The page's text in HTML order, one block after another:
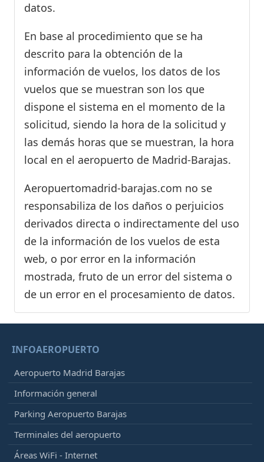
datos.
En base al procedimiento que se ha
descrito para la obtención de la
información de vuelos, los datos de los
vuelos que se muestran son los que
dispone el sistema en el momento de la
solicitud, siendo la hora de la solicitud y
las demás horas que se muestran, la hora
local en el aeropuerto de Madrid-Barajas.
Aeropuertomadrid-barajas.com no se
responsabiliza de los daños o perjuicios
derivados directa o indirectamente del uso
de la información de los vuelos de esta
web, o por error en la información
mostrada, fruto de un error del sistema o
de un error en el procesamiento de datos.
INFOAEROPUERTO
Aeropuerto Madrid Barajas
Información general
Parking Aeropuerto Barajas
Terminales del aeropuerto
Áreas WiFi - Internet